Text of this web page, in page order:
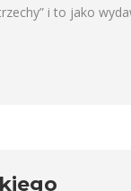
i to jako